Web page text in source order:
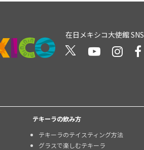
在日メキシコ大使館 SNS
テキーラの飲み方
テキーラのテイスティング方法
グラスで楽しむテキーラ